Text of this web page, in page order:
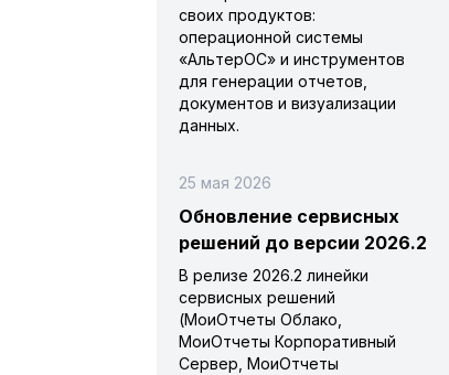
своих продуктов:
операционной системы
«АльтерОС» и инструментов
для генерации отчетов,
документов и визуализации
данных.
25 мая 2026
Обновление сервисных
решений до версии 2026.2
В релизе 2026.2 линейки
сервисных решений
(МоиОтчеты Облако,
МоиОтчеты Корпоративный
Сервер, МоиОтчеты